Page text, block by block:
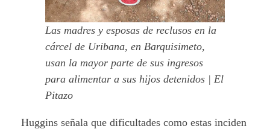
Las madres y esposas de reclusos en la
cárcel de Uribana, en Barquisimeto,
usan la mayor parte de sus ingresos
para alimentar a sus hijos detenidos | El
Pitazo
Huggins señala que dificultades como estas inciden